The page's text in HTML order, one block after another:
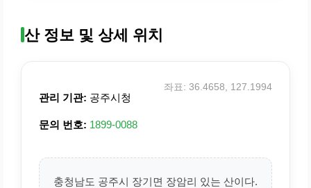
산 정보 및 상세 위치
관리 기관: 공주시청
문의 번호: 1899-0088
좌표: 36.4658, 127.1994
충청남도 공주시 장기면 장암리 있는 산이다.